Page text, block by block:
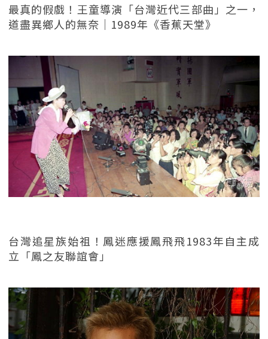
最真的假戲！王童導演「台灣近代三部曲」之一，
道盡異鄉人的無奈｜1989年《香蕉天堂》
台灣追星族始祖！鳳迷應援鳳飛飛1983年自主成
立「鳳之友聯誼會」